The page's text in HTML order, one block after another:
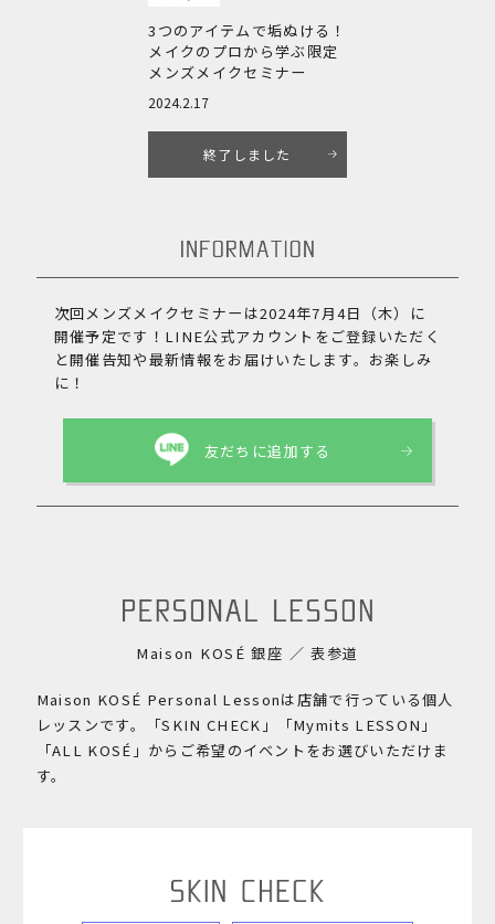
3つのアイテムで垢ぬける！
メイクのプロから学ぶ限定
メンズメイクセミナー
2024.2.17
終了しました
次回メンズメイクセミナーは2024年7月4日（木）に
開催予定です！ LINE公式アカウントをご登録いただく
と開催告知や最新情報をお届けいたします。お楽しみ
に！
友だちに追加する
Maison KOSÉ 銀座 ／ 表参道
Maison KOSÉ Personal Lessonは店舗で行っている個人
レッスンです。
「SKIN CHECK」「Mymits LESSON」
「ALL KOSÉ」からご希望のイベントをお選びいただけま
す。